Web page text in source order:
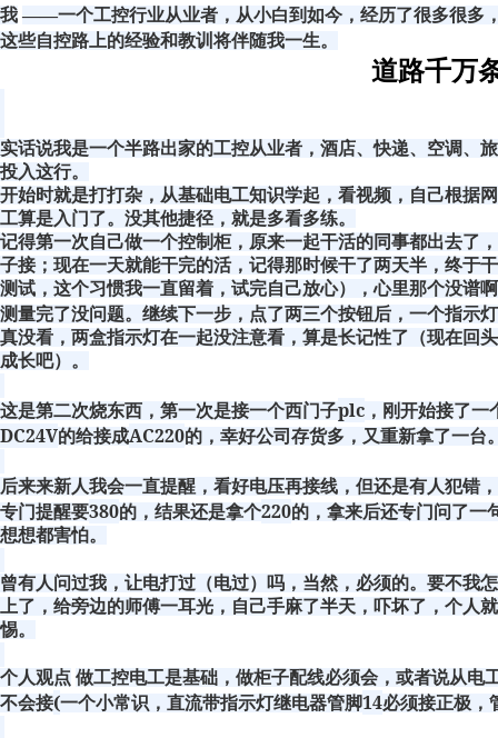
我 ——一个工控行业从业者，从小白到如今，经历了很多很多
这些自控路上的经验和教训将伴随我一生。
道路千万
实话说我是一个半路出家的工控从业者，酒店、快递、空调、
投入这行。
开始时就是打打杂，从基础电工知识学起，看视频，自己根据
工算是入门了。没其他捷径，就是多看多练。
记得第一次自己做一个控制柜，原来一起干活的同事都出去了
子接；现在一天就能干完的活，记得那时候干了两天半，终于
测试，这个习惯我一直留着，试完自己放心），心里那个没谱
测量完了没问题。继续下一步，点了两三个按钮后，一个指示
真没看，两盒指示灯在一起没注意看，算是长记性了（现在回
成长吧）。
这是第二次烧东西，第一次是接一个西门子plc ，刚开始接了
DC24V的给接成AC220的，幸好公司存货多，又重新拿了一台
后来来新人我会一直提醒，看好电压再接线，但还是有人犯错
专门提醒要380的，结果还是拿个220的，拿来后还专门问了一
想想都害怕。
曾有人问过我，让电打过（电过）吗，当然，必须的。要不我
上了，给旁边的师傅一耳光，自己手麻了半天，吓坏了，个
惕。
个人观点 做工控电工是基础，做柜子配线必须会，或者说从电
不会接(一个小常识，直流带指示灯继电器管脚14必须接正极，